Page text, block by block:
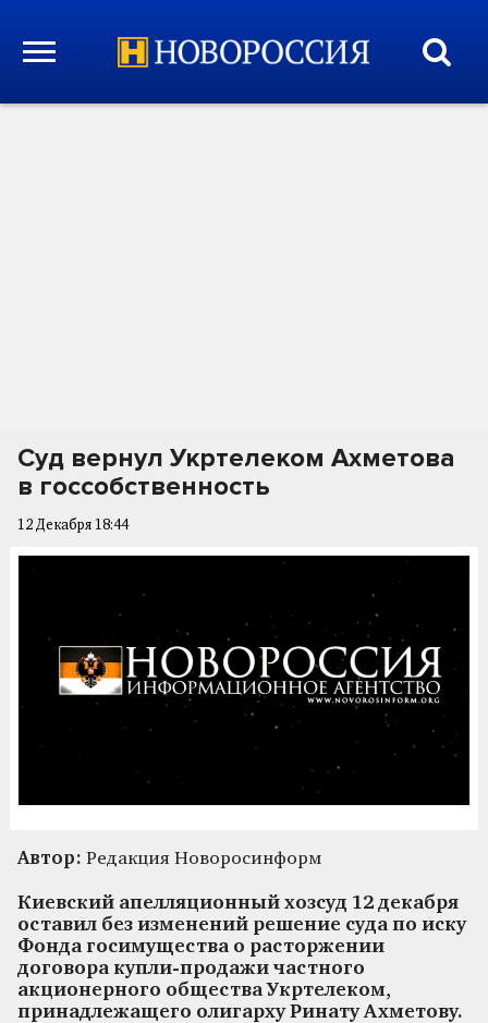
Суд вернул Укртелеком Ахметова
в госсобственность
12 Декабря 18:44
Автор: Редакция Новоросинформ
Киевский апелляционный хозсуд 12 декабря
оставил без изменений решение суда по иску
Фонда госимущества о расторжении
договора купли-продажи частного
акционерного общества Укртелеком,
принадлежащего олигарху Ринату Ахметову.